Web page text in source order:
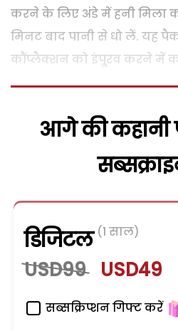
करने के लिए अंडे में हनी मिला
मिनट बाद पानी से धो लें. यह
कौंप्लैक्शन को इंपू्रव करने में
आगे की कहानी
डिजिटल (1 साल)
USD99 USD49
सब्सक्रिप्शन गिफ्ट करें